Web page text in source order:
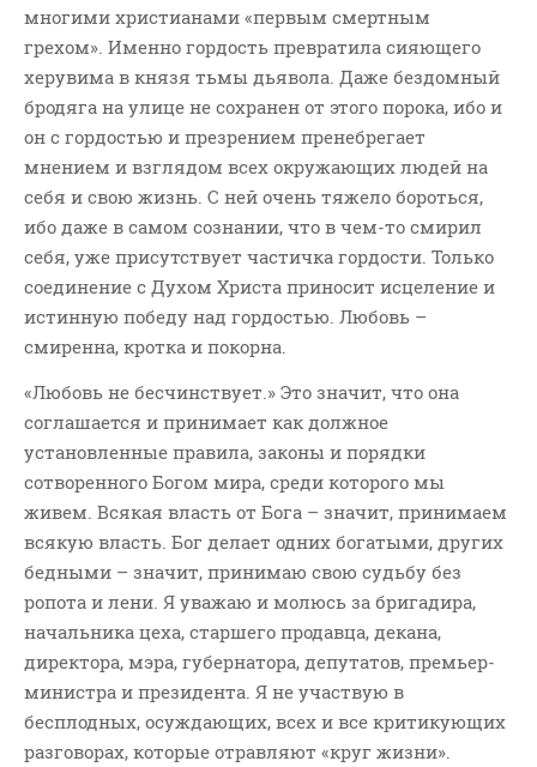
многими христианами «первым смертным
грехом». Именно гордость превратила сияющего
херувима в князя тьмы дьявола. Даже бездомный
бродяга на улице не сохранен от этого порока, ибо и
он с гордостью и презрением пренебрегает
мнением и взглядом всех окружающих людей на
себя и свою жизнь. С ней очень тяжело бороться,
ибо даже в самом сознании, что в чем-то смирил
себя, уже присутствует частичка гордости. Только
соединение с Духом Христа приносит исцеление и
истинную победу над гордостью. Любовь –
смиренна, кротка и покорна.
«Любовь не бесчинствует.» Это значит, что она
соглашается и принимает как должное
установленные правила, законы и порядки
сотворенного Богом мира, среди которого мы
живем. Всякая власть от Бога – значит, принимаем
всякую власть. Бог делает одних богатыми, других
бедными – значит, принимаю свою судьбу без
ропота и лени. Я уважаю и молюсь за бригадира,
начальника цеха, старшего продавца, декана,
директора, мэра, губернатора, депутатов, премьер-
министра и президента. Я не участвую в
бесплодных, осуждающих, всех и все критикующих
разговорах, которые отравляют «круг жизни».